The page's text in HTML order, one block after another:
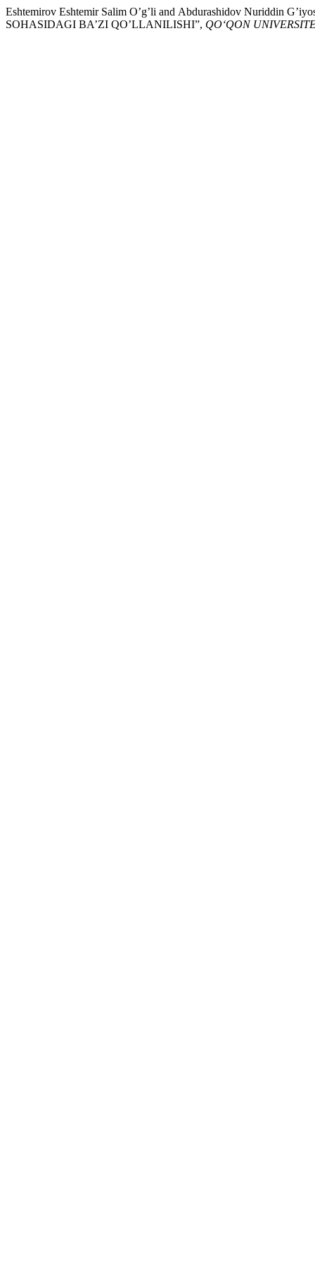
Eshtemirov Eshtemir Sаlim O’g’li and Аbdurаshidov Nuriddin
SOHАSIDАGI BА’ZI QO’LLАNILISHI”, QO‘QON